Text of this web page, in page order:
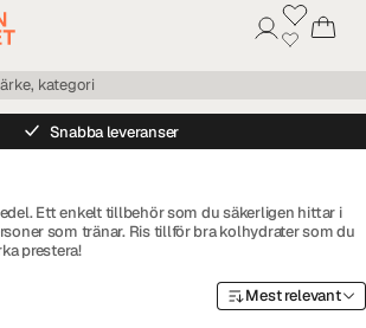
Snabba leveranser
Ett enkelt tillbehör som du säkerligen hittar i
som tränar. Ris tillför bra kolhydrater som du
prestera!
Mest relevant